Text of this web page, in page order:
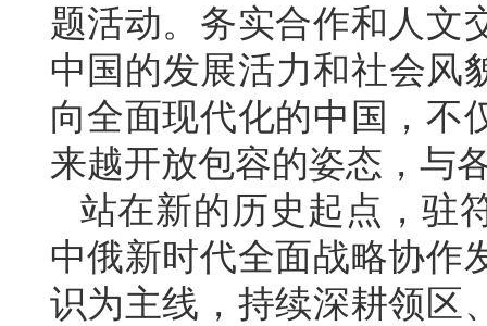
题活动。务实合作和人文
中国的发展活力和社会
向全面现代化的中国，不
来越开放包容的姿态，与
站在新的历史起点，驻
中俄新时代全面战略协作
识为主线，持续深耕领区